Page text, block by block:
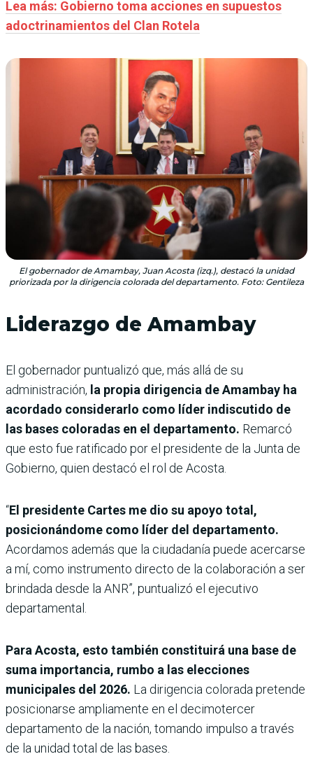
Lea más: Gobierno toma acciones en supuestos
adoctrinamientos del Clan Rotela
El gobernador de Amambay, Juan Acosta (izq.), destacó la unidad
priorizada por la dirigencia colorada del departamento. Foto: Gentileza
Liderazgo de Amambay
El gobernador puntualizó que, más allá de su
administración, la propia dirigencia de Amambay ha
acordado considerarlo como líder indiscutido de
las bases coloradas en el departamento. Remarcó
que esto fue ratificado por el presidente de la Junta de
Gobierno, quien destacó el rol de Acosta.
“El presidente Cartes me dio su apoyo total,
posicionándome como líder del departamento.
Acordamos además que la ciudadanía puede acercarse
a mí, como instrumento directo de la colaboración a ser
brindada desde la ANR”, puntualizó el ejecutivo
departamental.
Para Acosta, esto también constituirá una base de
suma importancia, rumbo a las elecciones
municipales del 2026. La dirigencia colorada pretende
posicionarse ampliamente en el decimotercer
departamento de la nación, tomando impulso a través
de la unidad total de las bases.